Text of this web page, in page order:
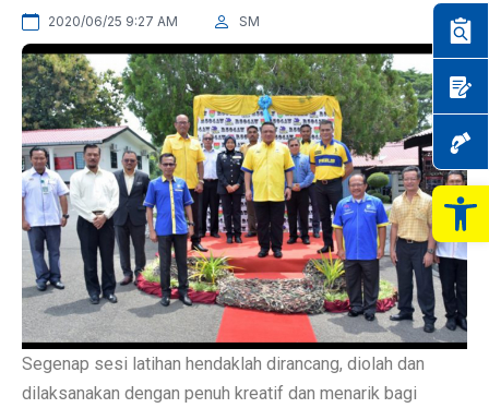
2020/06/25 9:27 AM SM
Segenap sesi latihan hendaklah dirancang, diolah dan
dilaksanakan dengan penuh kreatif dan menarik bagi